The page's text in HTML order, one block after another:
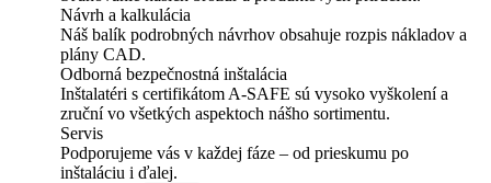
Návrh a kalkulácia
Náš balík podrobných návrhov obsahuje rozpis nákladov a
plány CAD.
Odborná bezpečnostná inštalácia
Inštalatéri s certifikátom A-SAFE sú vysoko vyškolení a
zruční vo všetkých aspektoch nášho sortimentu.
Servis
Podporujeme vás v každej fáze – od prieskumu po
inštaláciu i ďalej.